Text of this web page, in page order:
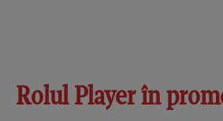
Rolul Player în